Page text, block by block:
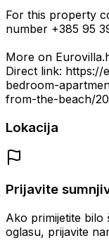
For this property
number +385 95
More on
Direct link:
bedroom-
from-the-beach/
Lokacija
Prijavite
Ako primijetite
oglasu, prijavite